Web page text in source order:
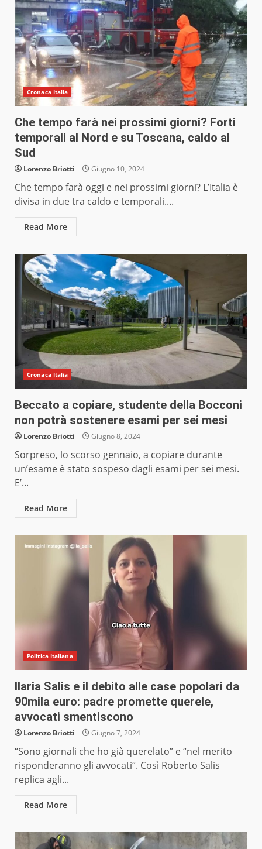
Cronaca Italia
Che tempo farà nei prossimi giorni? Forti
temporali al Nord e su Toscana, caldo al
Sud
Lorenzo Briotti Giugno 10, 2024
Che tempo farà oggi e nei prossimi giorni? L’Italia è
divisa in due tra caldo e temporali....
Read More
Cronaca Italia
Beccato a copiare, studente della Bocconi
non potrà sostenere esami per sei mesi
Lorenzo Briotti Giugno 8, 2024
Sorpreso, lo scorso gennaio, a copiare durante
un’esame è stato sospeso dagli esami per sei mesi.
E’...
Read More
Politica Italiana
Ilaria Salis e il debito alle case popolari da
90mila euro: padre promette querele,
avvocati smentiscono
Lorenzo Briotti Giugno 7, 2024
“Sono giornali che ho già querelato” e “nel merito
risponderanno gli avvocati“. Così Roberto Salis
replica agli...
Read More